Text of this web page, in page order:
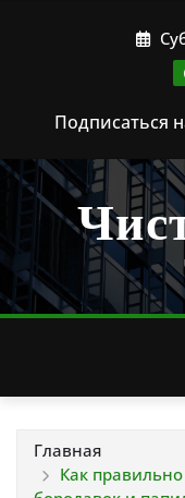
Подписаться
Главная
Как